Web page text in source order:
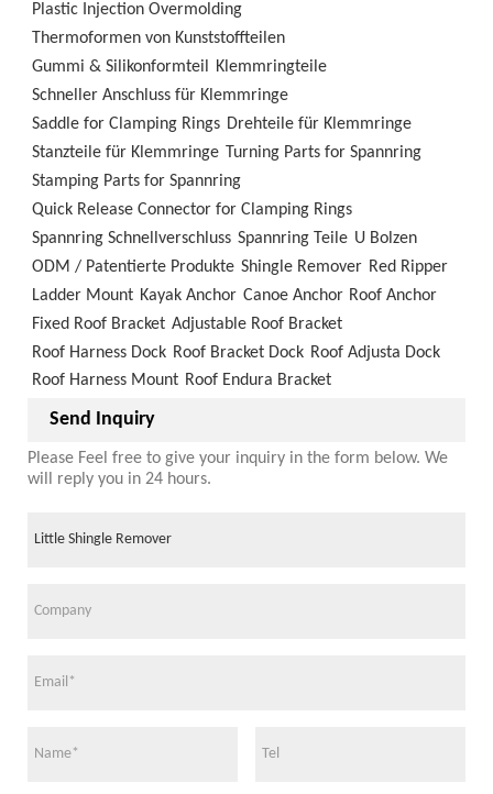
Plastic Injection Overmolding
Thermoformen von Kunststoffteilen
Gummi & Silikonformteil
Klemmringteile
Schneller Anschluss für Klemmringe
Saddle for Clamping Rings Drehteile für Klemmringe
Stanzteile für Klemmringe
Turning Parts for Spannring
Stamping Parts for Spannring
Quick Release Connector for Clamping Rings
Spannring Schnellverschluss Spannring Teile U Bolzen
ODM / Patentierte Produkte Shingle Remover Red Ripper
Ladder Mount Kayak Anchor Canoe Anchor Roof Anchor
Fixed Roof Bracket Adjustable Roof Bracket
Roof Harness Dock Roof Bracket Dock Roof Adjusta Dock
Roof Harness Mount Roof Endura Bracket
Send Inquiry
Please Feel free to give your inquiry in the form below. We
will reply you in 24 hours.